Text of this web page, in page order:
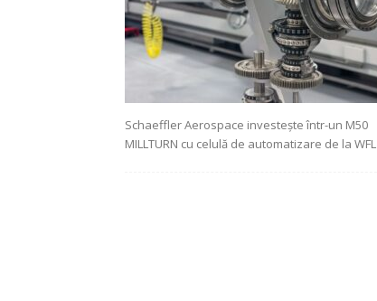
Schaeffler Aerospace investește într-un M50
MILLTURN cu celulă de automatizare de la WFL